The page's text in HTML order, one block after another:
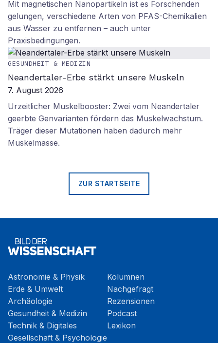
Mit magnetischen Nanopartikeln ist es Forschenden
gelungen, verschiedene Arten von PFAS-Chemikalien
aus Wasser zu entfernen – auch unter
Praxisbedingungen.
GESUNDHEIT & MEDIZIN
Neandertaler-Erbe stärkt unsere Muskeln
7. August 2026
Urzeitlicher Muskelbooster: Zwei vom Neandertaler
geerbte Genvarianten fördern das Muskelwachstum.
Träger dieser Mutationen haben dadurch mehr
Muskelmasse.
ZUR STARTSEITE
Astronomie & Physik
Erde & Umwelt
Archäologie
Gesundheit & Medizin
Technik & Digitales
Gesellschaft & Psychologie
Kolumnen
Nachgefragt
Rezensionen
Podcast
Lexikon